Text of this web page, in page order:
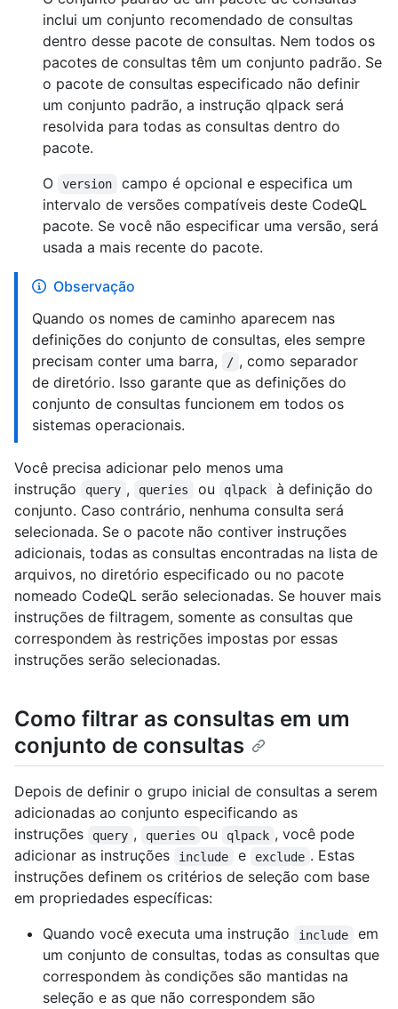
inclui um conjunto recomendado de consultas
dentro desse pacote de consultas. Nem todos os
pacotes de consultas têm um conjunto padrão. Se
o pacote de consultas especificado não definir
um conjunto padrão, a instrução qlpack será
resolvida para todas as consultas dentro do
pacote.
O
version
campo é opcional e especifica um
intervalo de versões compatíveis deste CodeQL
pacote. Se você não especificar uma versão, será
usada a mais recente do pacote.
Observação
Quando os nomes de caminho aparecem nas
definições do conjunto de consultas, eles sempre
precisam conter uma barra,
/ , como separador
de diretório. Isso garante que as definições do
conjunto de consultas funcionem em todos os
sistemas operacionais.
Você precisa adicionar pelo menos uma
instrução
query , queries ou qlpack
à definição do
conjunto. Caso contrário, nenhuma consulta será
selecionada. Se o pacote não contiver instruções
adicionais, todas as consultas encontradas na lista de
arquivos, no diretório especificado ou no pacote
nomeado CodeQL serão selecionadas. Se houver mais
instruções de filtragem, somente as consultas que
correspondem às restrições impostas por essas
instruções serão selecionadas.
Como filtrar as consultas em um
conjunto de consultas
Depois de definir o grupo inicial de consultas a serem
adicionadas ao conjunto especificando as
instruções
query , queries ou qlpack , você pode
adicionar as instruções
include e exclude . Estas
instruções definem os critérios de seleção com base
em propriedades específicas:
Quando você executa uma instrução
include
em
um conjunto de consultas, todas as consultas que
correspondem às condições são mantidas na
seleção e as que não correspondem são